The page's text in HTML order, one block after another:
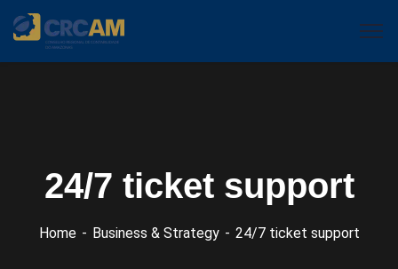
24/7 ticket support
Home Business & Strategy 24/7 ticket support